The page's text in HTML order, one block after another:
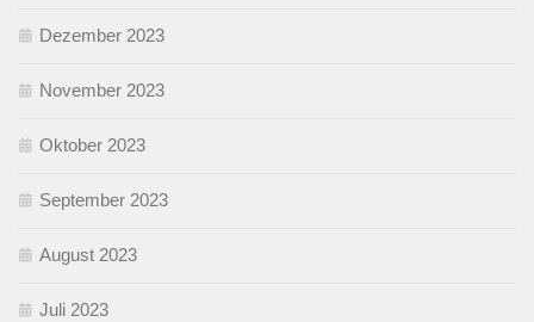
Dezember 2023
November 2023
Oktober 2023
September 2023
August 2023
Juli 2023